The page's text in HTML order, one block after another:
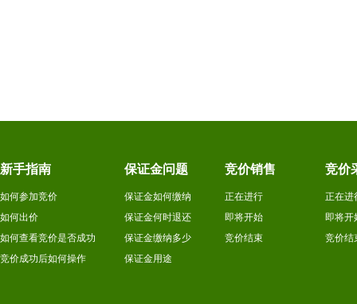
新手指南
如何参加竞价
如何出价
如何查看竞价是否成功
竞价成功后如何操作
保证金问题
保证金如何缴纳
保证金何时退还
保证金缴纳多少
保证金用途
竞价销售
正在进行
即将开始
竞价结束
竞价
正在进
即将开
竞价结